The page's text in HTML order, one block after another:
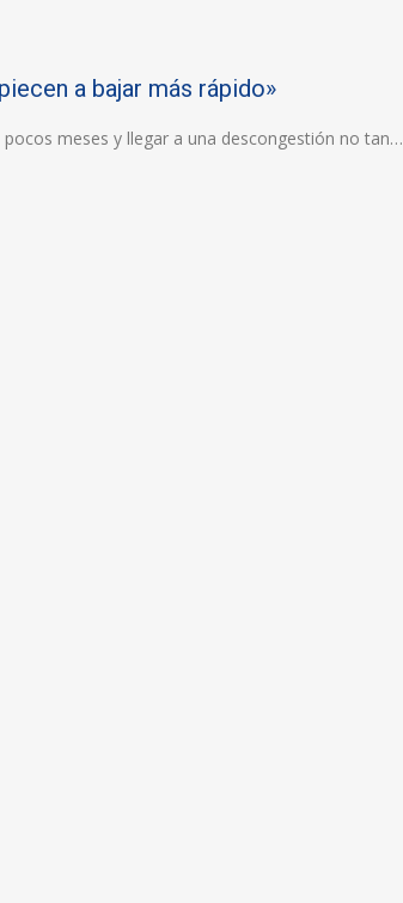
a bajar más rápido»
meses y llegar a una descongestión no tan…